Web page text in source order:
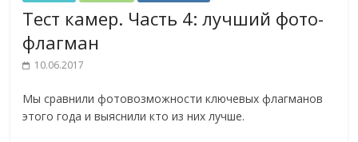
Тест камер. Часть 4: лучший фото-
флагман
10.06.2017
Мы сравнили фотовозможности ключевых флагманов
этого года и выяснили кто из них лучше.